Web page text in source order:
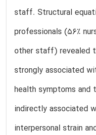
staff. Structural
professionals (56%
other staff) revealed
strongly associated
health symptoms and
indirectly associated
interpersonal strain